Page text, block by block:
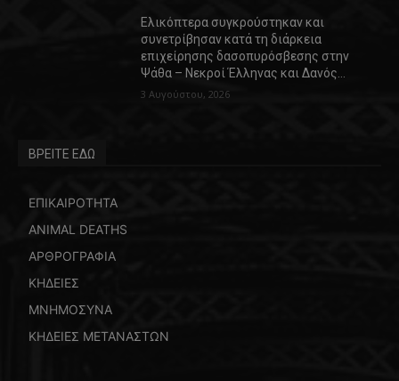
Ελικόπτερα συγκρούστηκαν και
συνετρίβησαν κατά τη διάρκεια
επιχείρησης δασοπυρόσβεσης στην
Ψάθα – Νεκροί Έλληνας και Δανός…
3 Αυγούστου, 2026
ΒΡΕΙΤΕ ΕΔΩ
ΕΠΙΚΑΙΡΟΤΗΤΑ
ANIMAL DEATHS
ΑΡΘΡΟΓΡΑΦΙΑ
ΚΗΔΕΙΕΣ
ΜΝΗΜΟΣΥΝΑ
ΚΗΔΕΙΕΣ ΜΕΤΑΝΑΣΤΩΝ